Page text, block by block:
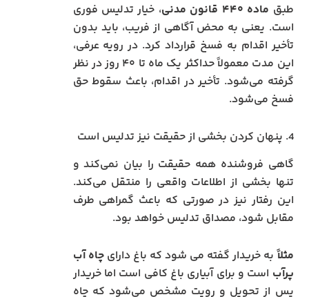
طبق ماده ۴۴۰ قانون مدنی
، خیار تدلیس فوری
است. یعنی به محض آگاهی از فریب، باید بدون
تأخیر اقدام به فسخ قرارداد کرد. در رویه عرفی،
این مدت معمولاً حداکثر یک ماه تا ۴۰ روز در نظر
گرفته می‌شود. تأخیر در اقدام، باعث سقوط حق
فسخ می‌شود.
4. پنهان کردن بخشی از حقیقت نیز تدلیس است
گاهی فروشنده همه حقیقت را بیان نمی‌کند و
تنها بخشی از اطلاعات واقعی را منتقل می‌کند.
این رفتار نیز در صورتی که باعث گمراهی طرف
مقابل شود، مصداق تدلیس خواهد بود.
مثلاًبه خریدار گفته می شود که باغ دارایچاه آب
پرآب است و برای آبیاری باغ کافی است اما خریدار
پس از تحویل و رویت مشخص می‌شود که چاه